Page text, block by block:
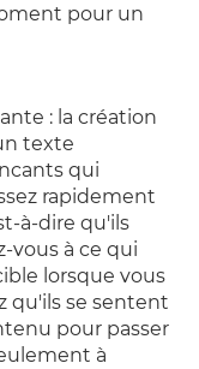
pour un
: la création
texte
qui
rapidement
à-dire qu'ils
vous à ce qui
lorsque vous
qu'ils se sentent
pour passer
à